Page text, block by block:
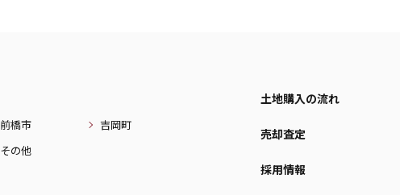
前橋市
吉岡町
その他
土地購入の流れ
売却査定
採用情報